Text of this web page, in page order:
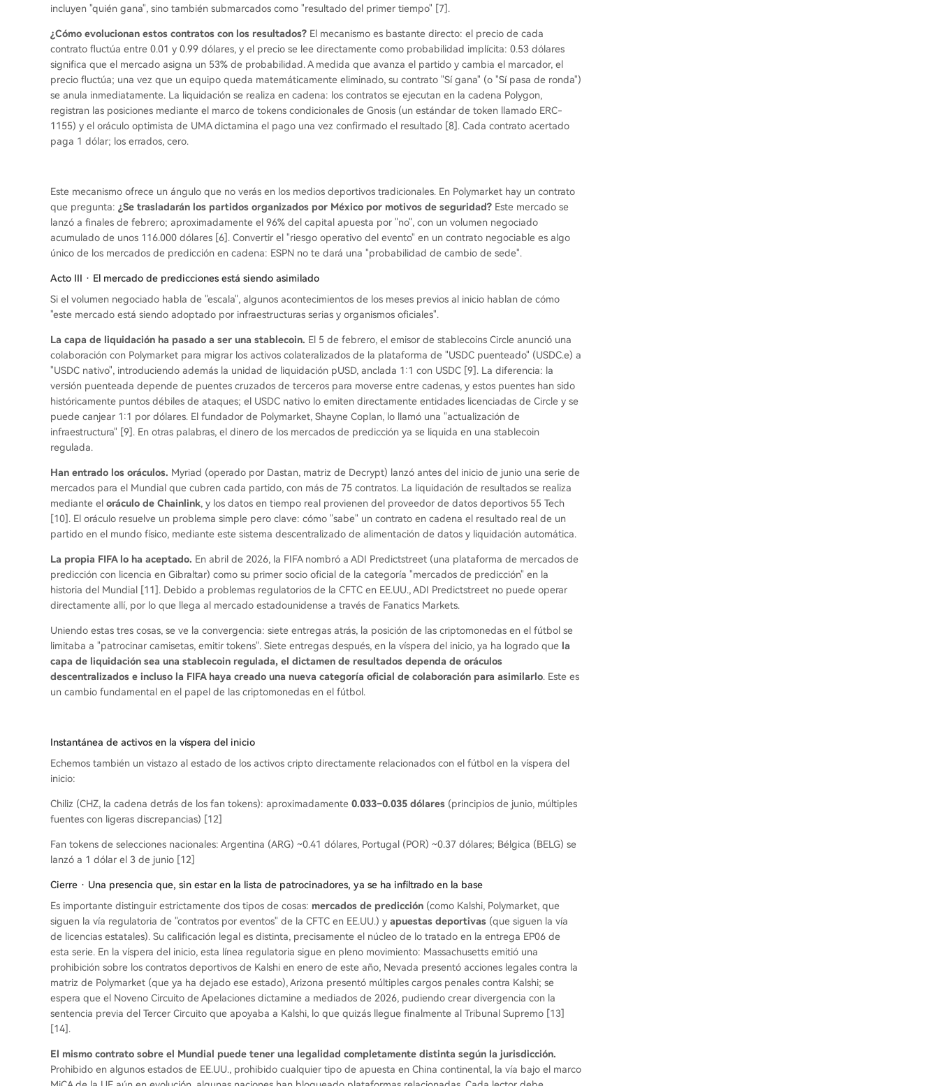
incluyen "quién gana", sino también submarcados como "resultado del primer tiempo" [7].
¿Cómo evolucionan estos contratos con los resultados? El mecanismo es bastante directo: el precio de cada
contrato fluctúa entre 0.01 y 0.99 dólares, y el precio se lee directamente como probabilidad implícita: 0.53 dólares
significa que el mercado asigna un 53% de probabilidad. A medida que avanza el partido y cambia el marcador, el
precio fluctúa; una vez que un equipo queda matemáticamente eliminado, su contrato "Sí gana" (o "Sí pasa de ronda")
se anula inmediatamente. La liquidación se realiza en cadena: los contratos se ejecutan en la cadena Polygon,
registran las posiciones mediante el marco de tokens condicionales de Gnosis (un estándar de token llamado ERC-
1155) y el oráculo optimista de UMA dictamina el pago una vez confirmado el resultado [8]. Cada contrato acertado
paga 1 dólar; los errados, cero.
Este mecanismo ofrece un ángulo que no verás en los medios deportivos tradicionales. En Polymarket hay un contrato
que pregunta: ¿Se trasladarán los partidos organizados por México por motivos de seguridad? Este mercado se
lanzó a finales de febrero; aproximadamente el 96% del capital apuesta por "no", con un volumen negociado
acumulado de unos 116.000 dólares [6]. Convertir el "riesgo operativo del evento" en un contrato negociable es algo
único de los mercados de predicción en cadena: ESPN no te dará una "probabilidad de cambio de sede".
Acto III · El mercado de predicciones está siendo asimilado
Si el volumen negociado habla de "escala", algunos acontecimientos de los meses previos al inicio hablan de cómo
"este mercado está siendo adoptado por infraestructuras serias y organismos oficiales".
La capa de liquidación ha pasado a ser una stablecoin. El 5 de febrero, el emisor de stablecoins Circle anunció una
colaboración con Polymarket para migrar los activos colateralizados de la plataforma de "USDC puenteado" (USDC.e) a
"USDC nativo", introduciendo además la unidad de liquidación pUSD, anclada 1:1 con USDC [9]. La diferencia: la
versión puenteada depende de puentes cruzados de terceros para moverse entre cadenas, y estos puentes han sido
históricamente puntos débiles de ataques; el USDC nativo lo emiten directamente entidades licenciadas de Circle y se
puede canjear 1:1 por dólares. El fundador de Polymarket, Shayne Coplan, lo llamó una "actualización de
infraestructura" [9]. En otras palabras, el dinero de los mercados de predicción ya se liquida en una stablecoin
regulada.
Han entrado los oráculos. Myriad (operado por Dastan, matriz de Decrypt) lanzó antes del inicio de junio una serie de
mercados para el Mundial que cubren cada partido, con más de 75 contratos. La liquidación de resultados se realiza
mediante el oráculo de Chainlink, y los datos en tiempo real provienen del proveedor de datos deportivos 55 Tech
[10]. El oráculo resuelve un problema simple pero clave: cómo "sabe" un contrato en cadena el resultado real de un
partido en el mundo físico, mediante este sistema descentralizado de alimentación de datos y liquidación automática.
La propia FIFA lo ha aceptado. En abril de 2026, la FIFA nombró a ADI Predictstreet (una plataforma de mercados de
predicción con licencia en Gibraltar) como su primer socio oficial de la categoría "mercados de predicción" en la
historia del Mundial [11]. Debido a problemas regulatorios de la CFTC en EE.UU., ADI Predictstreet no puede operar
directamente allí, por lo que llega al mercado estadounidense a través de Fanatics Markets.
Uniendo estas tres cosas, se ve la convergencia: siete entregas atrás, la posición de las criptomonedas en el fútbol se
limitaba a "patrocinar camisetas, emitir tokens". Siete entregas después, en la víspera del inicio, ya ha logrado que la
capa de liquidación sea una stablecoin regulada, el dictamen de resultados dependa de oráculos
descentralizados e incluso la FIFA haya creado una nueva categoría oficial de colaboración para asimilarlo. Este es
un cambio fundamental en el papel de las criptomonedas en el fútbol.
Instantánea de activos en la víspera del inicio
Echemos también un vistazo al estado de los activos cripto directamente relacionados con el fútbol en la víspera del
inicio:
Chiliz (CHZ, la cadena detrás de los fan tokens): aproximadamente 0.033–0.035 dólares (principios de junio, múltiples
fuentes con ligeras discrepancias) [12]
Fan tokens de selecciones nacionales: Argentina (ARG) ~0.41 dólares, Portugal (POR) ~0.37 dólares; Bélgica (BELG) se
lanzó a 1 dólar el 3 de junio [12]
Cierre · Una presencia que, sin estar en la lista de patrocinadores, ya se ha infiltrado en la base
Es importante distinguir estrictamente dos tipos de cosas: mercados de predicción (como Kalshi, Polymarket, que
siguen la vía regulatoria de "contratos por eventos" de la CFTC en EE.UU.) y apuestas deportivas (que siguen la vía
de licencias estatales). Su calificación legal es distinta, precisamente el núcleo de lo tratado en la entrega EP06 de
esta serie. En la víspera del inicio, esta línea regulatoria sigue en pleno movimiento: Massachusetts emitió una
prohibición sobre los contratos deportivos de Kalshi en enero de este año, Nevada presentó acciones legales contra la
matriz de Polymarket (que ya ha dejado ese estado), Arizona presentó múltiples cargos penales contra Kalshi; se
espera que el Noveno Circuito de Apelaciones dictamine a mediados de 2026, pudiendo crear divergencia con la
sentencia previa del Tercer Circuito que apoyaba a Kalshi, lo que quizás llegue finalmente al Tribunal Supremo [13]
[14].
El mismo contrato sobre el Mundial puede tener una legalidad completamente distinta según la jurisdicción.
Prohibido en algunos estados de EE.UU., prohibido cualquier tipo de apuesta en China continental, la vía bajo el marco